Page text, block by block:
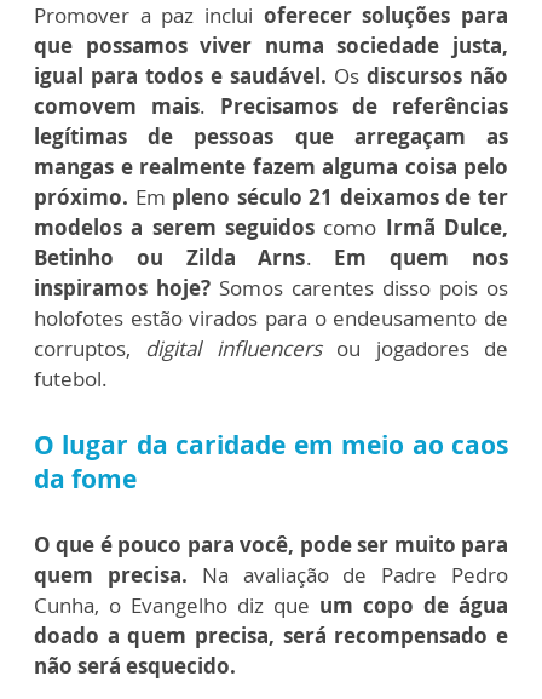
Promover a paz inclui oferecer soluções para
que possamos viver numa sociedade justa,
igual para todos e saudável. Os discursos não
comovem mais. Precisamos de referências
legítimas de pessoas que arregaçam as
mangas e realmente fazem alguma coisa pelo
próximo. Em pleno século 21 deixamos de ter
modelos a serem seguidos como Irmã Dulce,
Betinho ou Zilda Arns. Em
quem nos
inspiramos hoje? Somos carentes disso pois os
holofotes estão virados para o endeusamento de
corruptos, digital influencersou jogadores de
futebol.
O lugar da caridade em meio ao caos
da fome
O que é pouco para você, pode ser muito para
quem precisa. Na avaliação de Padre Pedro
Cunha, o Evangelho diz que um copo de água
doado a quem precisa, será recompensado e
não será esquecido.